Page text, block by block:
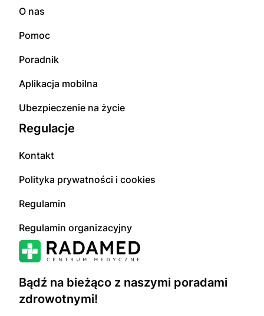
Bądź na bieżąco z naszymi poradami
zdrowotnymi!
O nas
Pomoc
Poradnik
Aplikacja mobilna
Ubezpieczenie na życie
Regulacje
Kontakt
Polityka prywatności i cookies
Regulamin
Regulamin organizacyjny